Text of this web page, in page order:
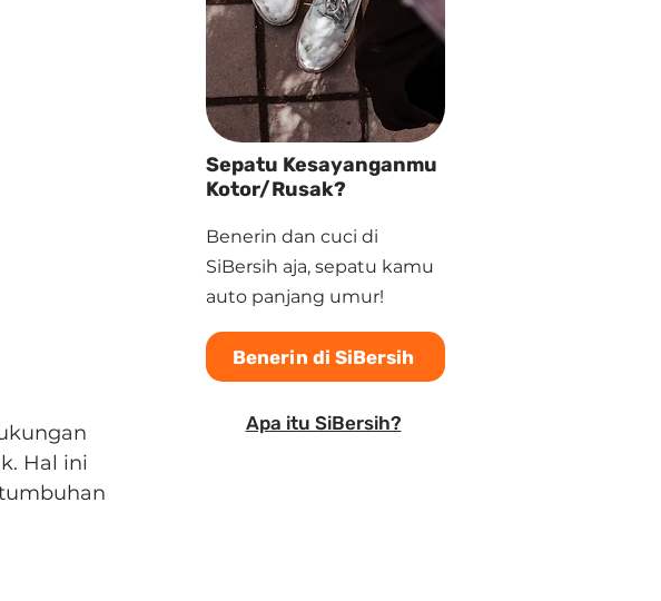
Hal ini
Sepatu Kesayanganmu
Kotor/Rusak?
Benerin dan cuci di
SiBersih aja, sepatu kamu
auto panjang umur!
Benerin di SiBersih
Apa itu SiBersih?